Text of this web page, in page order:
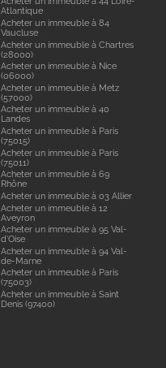
Atlantique
Acheter un immeuble à 84
Vaucluse
Acheter un immeuble à Chartres
(28000)
Acheter un immeuble à Nice
(06000)
Acheter un immeuble à Metz
(57000)
Acheter un immeuble à 40
Landes
Acheter un immeuble à Paris
(75015)
Acheter un immeuble à Paris
(75011)
Acheter un immeuble à 69
Rhône
Acheter un immeuble à 03 Allier
Acheter un immeuble à 12
Aveyron
Acheter un immeuble à 95 Val-
d'Oise
Acheter un immeuble à 94 Val-
de-Marne
Acheter un immeuble à Paris
(75003)
Acheter un immeuble à Saint
Denis (97400)